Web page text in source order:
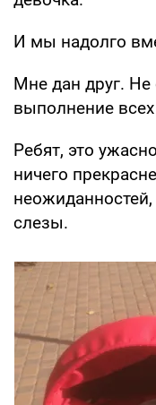
И мы надолго
Мне дан друг. Не
выполнение
Ребят, это
ничего
слезы.